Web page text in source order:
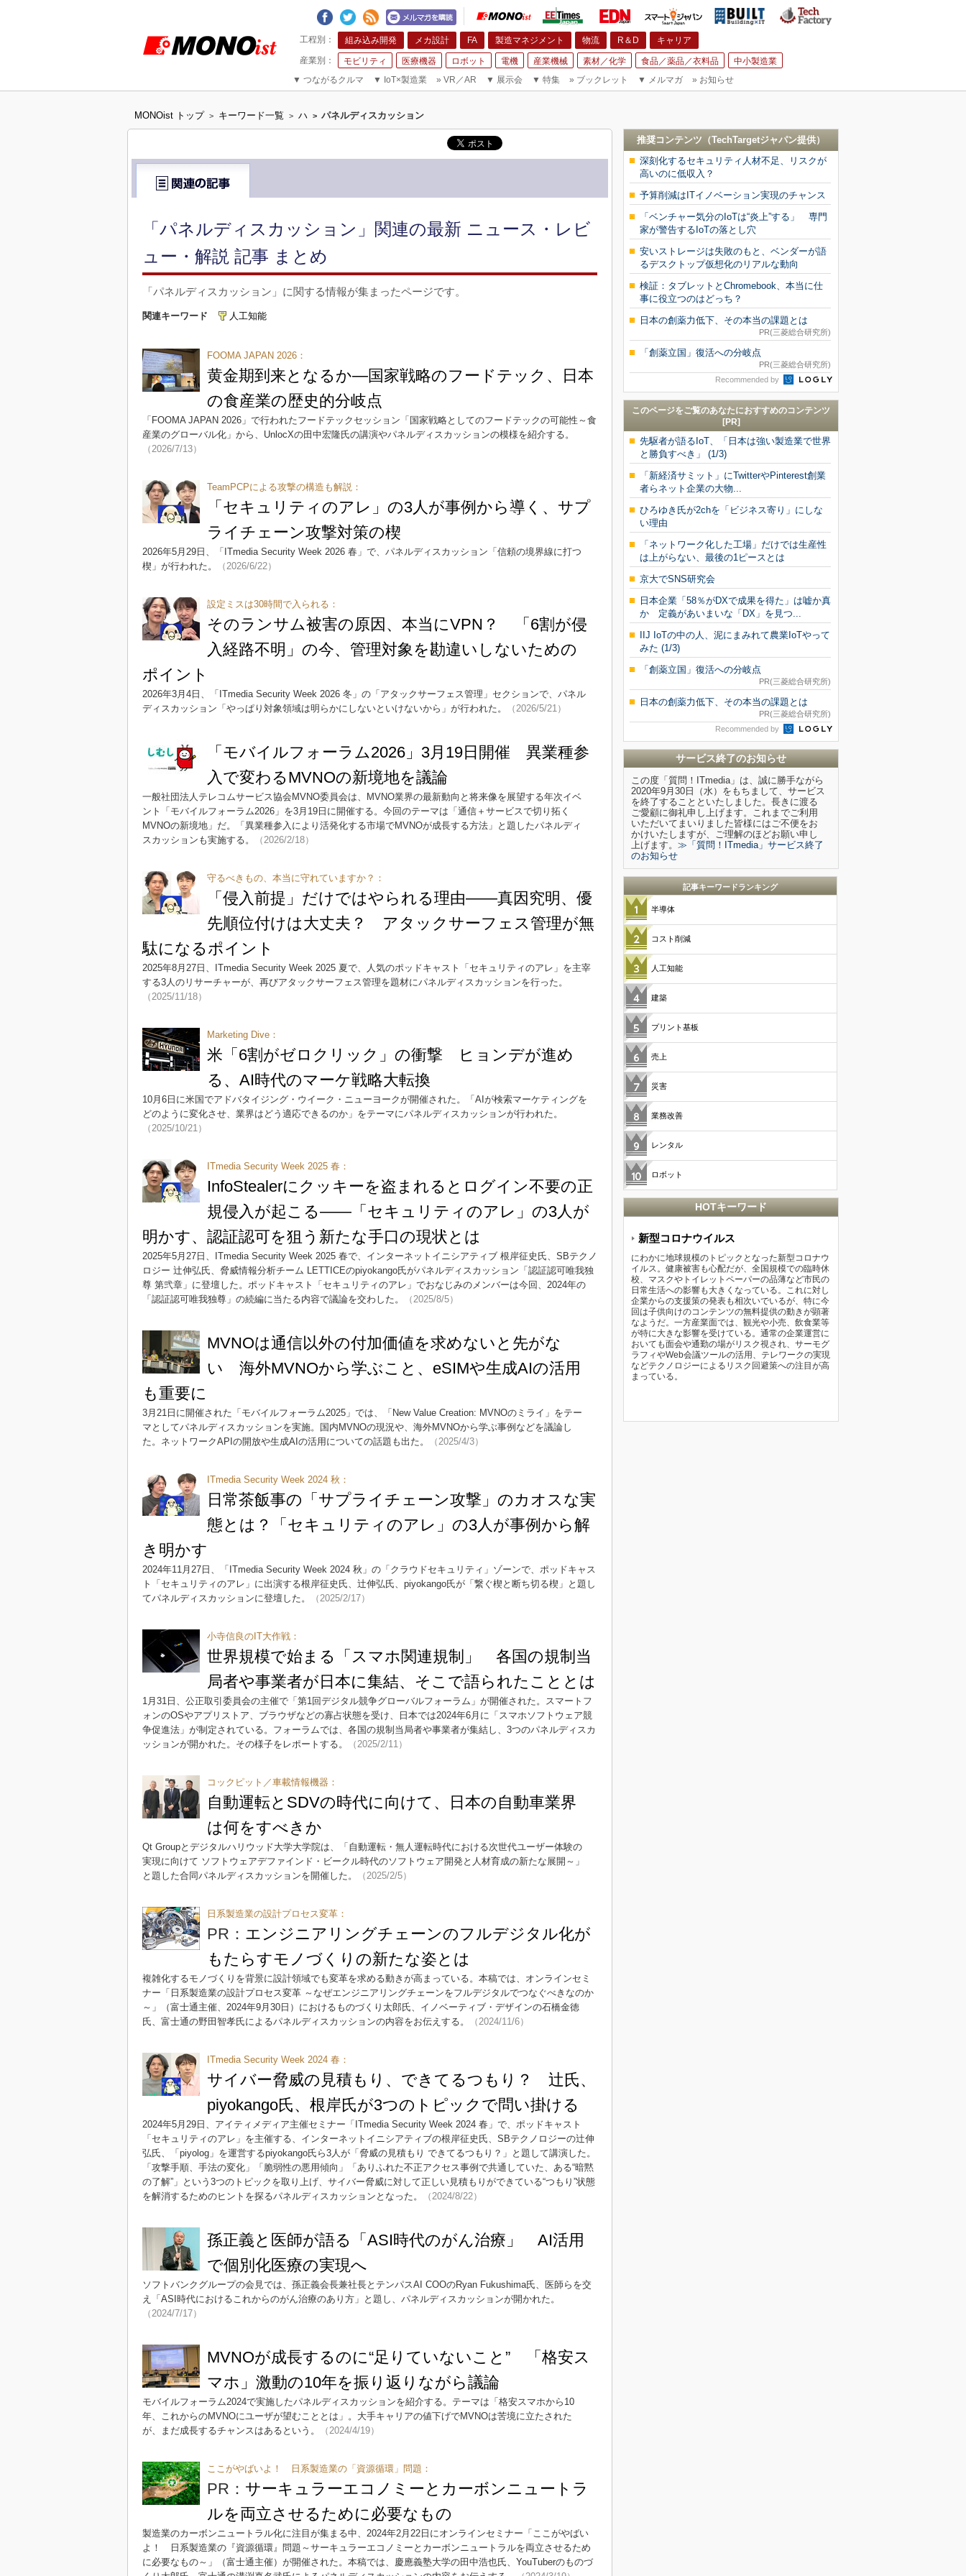
組み込み開発 メカ設計 FA 製造マネジメント 物流 R＆D キャリア
モビリティ 医療機器 ロボット 電機 産業機械 素材／化学 食品／薬品／衣料品
中小製造業
▼ つながるクルマ ▼ IoT×製造業 » VR／AR ▼ 展示会 ▼ 特集 » ブックレット ▼ メルマガ » お知らせ
MONOist トップ > キーワード一覧 > ハ > パネルディスカッション
「パネルディスカッション」関連の最新 ニュース・レビ
ュー・解説 記事 まとめ
「パネルディスカッション」に関する情報が集まったページです。
関連キーワード 人工知能
FOOMA JAPAN 2026：
黄金期到来となるか―国家戦略のフードテック、日本
の食産業の歴史的分岐点
「FOOMA JAPAN 2026」で行われたフードテックセッション「国家戦略としてのフードテックの可能性～食
産業のグローバル化」から、UnlocXの田中宏隆氏の講演やパネルディスカッションの模様を紹介する。
（2026/7/13）
TeamPCPによる攻撃の構造も解説：
「セキュリティのアレ」の3人が事例から導く、サプ
ライチェーン攻撃対策の楔
2026年5月29日、「ITmedia Security Week 2026 春」で、パネルディスカッション「信頼の境界線に打つ
楔」が行われた。
（2026/6/22）
設定ミスは30時間で入られる：
そのランサム被害の原因、本当にVPN？ 「6割が侵
入経路不明」の今、管理対象を勘違いしないための
ポイント
2026年3月4日、「ITmedia Security Week 2026 冬」の「アタックサーフェス管理」セクションで、パネル
ディスカッション「やっぱり対象領域は明らかにしないといけないから」が行われた。
（2026/5/21）
「モバイルフォーラム2026」3月19日開催 異業種参
入で変わるMVNOの新境地を議論
一般社団法人テレコムサービス協会MVNO委員会は、MVNO業界の最新動向と将来像を展望する年次イベ
ント「モバイルフォーラム2026」を3月19日に開催する。今回のテーマは「通信＋サービスで切り拓く
MVNOの新境地」だ。「異業種参入により活発化する市場でMVNOが成長する方法」と題したパネルディ
スカッションも実施する。
（2026/2/18）
守るべきもの、本当に守れていますか？：
「侵入前提」だけではやられる理由――真因究明、優
先順位付けは大丈夫？ アタックサーフェス管理が無
駄になるポイント
2025年8月27日、ITmedia Security Week 2025 夏で、人気のポッドキャスト「セキュリティのアレ」を主宰
する3人のリサーチャーが、再びアタックサーフェス管理を題材にパネルディスカッションを行った。
（2025/11/18）
Marketing Dive：
米「6割がゼロクリック」の衝撃 ヒョンデが進め
る、AI時代のマーケ戦略大転換
10月6日に米国でアドバタイジング・ウイーク・ニューヨークが開催された。「AIが検索マーケティングを
どのように変化させ、業界はどう適応できるのか」をテーマにパネルディスカッションが行われた。
（2025/10/21）
ITmedia Security Week 2025 春：
InfoStealerにクッキーを盗まれるとログイン不要の正
規侵入が起こる――「セキュリティのアレ」の3人が
明かす、認証認可を狙う新たな手口の現状とは
2025年5月27日、ITmedia Security Week 2025 春で、インターネットイニシアティブ 根岸征史氏、SBテクノ
ロジー 辻伸弘氏、脅威情報分析チーム LETTICEのpiyokango氏がパネルディスカッション「認証認可唯我独
尊 第弐章」に登壇した。ポッドキャスト「セキュリティのアレ」でおなじみのメンバーは今回、2024年の
「認証認可唯我独尊」の続編に当たる内容で議論を交わした。
（2025/8/5）
MVNOは通信以外の付加価値を求めないと先がな
い 海外MVNOから学ぶこと、eSIMや生成AIの活用
も重要に
3月21日に開催された「モバイルフォーラム2025」では、「New Value Creation: MVNOのミライ」をテー
マとしてパネルディスカッションを実施。国内MVNOの現況や、海外MVNOから学ぶ事例などを議論し
た。ネットワークAPIの開放や生成AIの活用についての話題も出た。
（2025/4/3）
ITmedia Security Week 2024 秋：
日常茶飯事の「サプライチェーン攻撃」のカオスな実
態とは？「セキュリティのアレ」の3人が事例から解
き明かす
2024年11月27日、「ITmedia Security Week 2024 秋」の「クラウドセキュリティ」ゾーンで、ポッドキャス
ト「セキュリティのアレ」に出演する根岸征史氏、辻伸弘氏、piyokango氏が「繋ぐ楔と断ち切る楔」と題し
てパネルディスカッションに登壇した。
（2025/2/17）
小寺信良のIT大作戦：
世界規模で始まる「スマホ関連規制」 各国の規制当
局者や事業者が日本に集結、そこで語られたこととは
1月31日、公正取引委員会の主催で「第1回デジタル競争グローバルフォーラム」が開催された。スマートフ
ォンのOSやアプリストア、ブラウザなどの寡占状態を受け、日本では2024年6月に「スマホソフトウェア競
争促進法」が制定されている。フォーラムでは、各国の規制当局者や事業者が集結し、3つのパネルディスカ
ッションが開かれた。その様子をレポートする。
（2025/2/11）
コックピット／車載情報機器：
自動運転とSDVの時代に向けて、日本の自動車業界
は何をすべきか
Qt Groupとデジタルハリウッド大学大学院は、「自動運転・無人運転時代における次世代ユーザー体験の
実現に向けて ソフトウェアデファインド・ビークル時代のソフトウェア開発と人材育成の新たな展開～」
と題した合同パネルディスカッションを開催した。
（2025/2/5）
日系製造業の設計プロセス変革：
PR： エンジニアリングチェーンのフルデジタル化が
もたらすモノづくりの新たな姿とは
複雑化するモノづくりを背景に設計領域でも変革を求める動きが高まっている。本稿では、オンラインセミ
ナー「日系製造業の設計プロセス変革 ～なぜエンジニアリングチェーンをフルデジタルでつなぐべきなのか
～」（富士通主催、2024年9月30日）におけるものづくり太郎氏、イノベーティブ・デザインの石橋金徳
氏、富士通の野田智孝氏によるパネルディスカッションの内容をお伝えする。
（2024/11/6）
ITmedia Security Week 2024 春：
サイバー脅威の見積もり、できてるつもり？ 辻氏、
piyokango氏、根岸氏が3つのトピックで問い掛ける
2024年5月29日、アイティメディア主催セミナー「ITmedia Security Week 2024 春」で、ポッドキャスト
「セキュリティのアレ」を主催する、インターネットイニシアティブの根岸征史氏、SBテクノロジーの辻伸
弘氏、「piyolog」を運営するpiyokango氏ら3人が「脅威の見積もり できてるつもり？」と題して講演した。
「攻撃手順、手法の変化」「脆弱性の悪用傾向」「ありふれた不正アクセス事例で共通していた、ある“暗黙
の了解”」という3つのトピックを取り上げ、サイバー脅威に対して正しい見積もりができている“つもり”状態
を解消するためのヒントを探るパネルディスカッションとなった。
（2024/8/22）
孫正義と医師が語る「ASI時代のがん治療」 AI活用
で個別化医療の実現へ
ソフトバンクグループの会見では、孫正義会長兼社長とテンパスAI COOのRyan Fukushima氏、医師らを交
え「ASI時代におけるこれからのがん治療のあり方」と題し、パネルディスカッションが開かれた。
（2024/7/17）
MVNOが成長するのに“足りていないこと” 「格安ス
マホ」激動の10年を振り返りながら議論
モバイルフォーラム2024で実施したパネルディスカッションを紹介する。テーマは「格安スマホから10
年、これからのMVNOにユーザが望むこととは」。大手キャリアの値下げでMVNOは苦境に立たされた
が、まだ成長するチャンスはあるという。
（2024/4/19）
ここがやばいよ！ 日系製造業の「資源循環」問題：
PR： サーキュラーエコノミーとカーボンニュートラ
ルを両立させるために必要なもの
製造業のカーボンニュートラル化に注目が集まる中、2024年2月22日にオンラインセミナー「ここがやばい
よ！ 日系製造業の『資源循環』問題～サーキュラーエコノミーとカーボンニュートラルを両立させるため
に必要なもの～」（富士通主催）が開催された。本稿では、慶應義塾大学の田中浩也氏、YouTuberのものづ
推奨コンテンツ（TechTargetジャパン提供）
深刻化するセキュリティ人材不足、リスクが
高いのに低収入？
予算削減はITイノベーション実現のチャンス
「ベンチャー気分のIoTは“炎上”する」 専門
家が警告するIoTの落とし穴
安いストレージは失敗のもと、ベンダーが語
るデスクトップ仮想化のリアルな動向
検証：タブレットとChromebook、本当に仕
事に役立つのはどっち？
日本の創薬力低下、その本当の課題とは
PR(三菱総合研究所)
「創薬立国」復活への分岐点
PR(三菱総合研究所)
Recommended by
このページをご覧のあなたにおすすめのコンテンツ
[PR]
先駆者が語るIoT、「日本は強い製造業で世界
と勝負すべき」 (1/3)
「新経済サミット」にTwitterやPinterest創業
者らネット企業の大物...
ひろゆき氏が2chを「ビジネス寄り」にしな
い理由
「ネットワーク化した工場」だけでは生産性
は上がらない、最後の1ピースとは
京大でSNS研究会
日本企業「58％がDXで成果を得た」は嘘か真
か 定義があいまいな「DX」を見つ...
IIJ IoTの中の人、泥にまみれて農業IoTやって
みた (1/3)
「創薬立国」復活への分岐点
PR(三菱総合研究所)
日本の創薬力低下、その本当の課題とは
PR(三菱総合研究所)
Recommended by
サービス終了のお知らせ
この度「質問！ITmedia」は、誠に勝手ながら
2020年9月30日（水）をもちまして、サービス
を終了することといたしました。長きに渡る
ご愛顧に御礼申し上げます。これまでご利用
いただいてまいりました皆様にはご不便をお
かけいたしますが、ご理解のほどお願い申し
上げます。 ≫「質問！ITmedia」サービス終了
のお知らせ
記事キーワードランキング
半導体
コスト削減
人工知能
建築
プリント基板
売上
災害
業務改善
レンタル
ロボット
HOTキーワード
新型コロナウイルス
にわかに地球規模のトピックとなった新型コロナウ
イルス。健康被害も心配だが、全国規模での臨時休
校、マスクやトイレットペーパーの品薄など市民の
日常生活への影響も大きくなっている。これに対し
企業からの支援策の発表も相次いでいるが、特に今
回は子供向けのコンテンツの無料提供の動きが顕著
なようだ。一方産業面では、観光や小売、飲食業等
が特に大きな影響を受けている。通常の企業運営に
おいても面会や通勤の場がリスク視され、サーモグ
ラフィやWeb会議ツールの活用、テレワークの実現
などテクノロジーによるリスク回避策への注目が高
まっている。